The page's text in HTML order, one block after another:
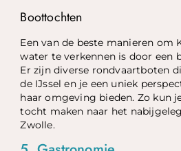
Boottochten
Een van de beste manieren om
water te verkennen is door een
Er zijn diverse rondvaartboten
de IJssel en je een uniek
haar omgeving bieden. Zo kun
tocht maken naar het
Zwolle.